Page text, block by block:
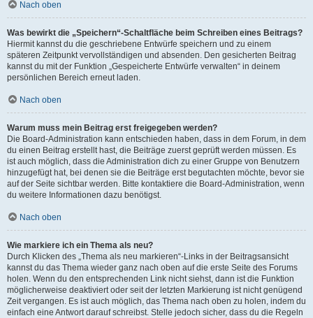
Nach oben
Was bewirkt die „Speichern“-Schaltfläche beim Schreiben eines Beitrags?
Hiermit kannst du die geschriebene Entwürfe speichern und zu einem
späteren Zeitpunkt vervollständigen und absenden. Den gesicherten Beitrag
kannst du mit der Funktion „Gespeicherte Entwürfe verwalten“ in deinem
persönlichen Bereich erneut laden.
Nach oben
Warum muss mein Beitrag erst freigegeben werden?
Die Board-Administration kann entschieden haben, dass in dem Forum, in dem
du einen Beitrag erstellt hast, die Beiträge zuerst geprüft werden müssen. Es
ist auch möglich, dass die Administration dich zu einer Gruppe von Benutzern
hinzugefügt hat, bei denen sie die Beiträge erst begutachten möchte, bevor sie
auf der Seite sichtbar werden. Bitte kontaktiere die Board-Administration, wenn
du weitere Informationen dazu benötigst.
Nach oben
Wie markiere ich ein Thema als neu?
Durch Klicken des „Thema als neu markieren“-Links in der Beitragsansicht
kannst du das Thema wieder ganz nach oben auf die erste Seite des Forums
holen. Wenn du den entsprechenden Link nicht siehst, dann ist die Funktion
möglicherweise deaktiviert oder seit der letzten Markierung ist nicht genügend
Zeit vergangen. Es ist auch möglich, das Thema nach oben zu holen, indem du
einfach eine Antwort darauf schreibst. Stelle jedoch sicher, dass du die Regeln